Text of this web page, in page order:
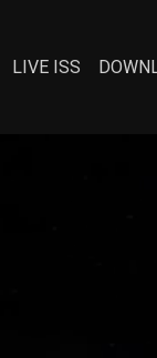
LIVE ISS